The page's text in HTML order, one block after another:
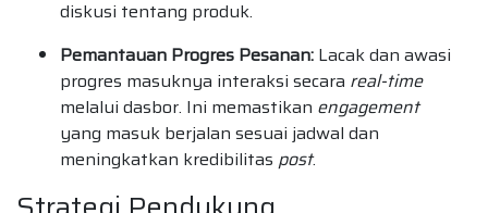
diskusi tentang produk.
Pemantauan Progres Pesanan: Lacak dan awasi
progres masuknya interaksi secara real-time
melalui dasbor. Ini memastikan engagement
yang masuk berjalan sesuai jadwal dan
meningkatkan kredibilitas post.